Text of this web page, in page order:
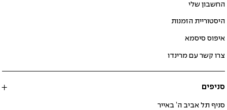
החשבון שלי
היסטוריית הזמנות
איפוס סיסמא
צרו קשר עם מרינדו
סניפים
סניף תל אביב ה’ באייר